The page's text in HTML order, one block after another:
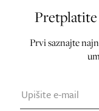
Pretplatite
Prvi saznajte